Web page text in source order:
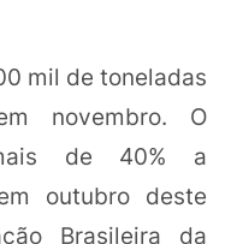
mil de toneladas
novembro. O
de 40% a
outubro deste
Brasileira da